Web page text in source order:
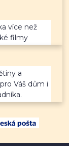
více než
filmy
a
Váš dům i